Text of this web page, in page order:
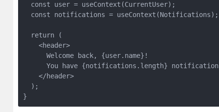
  const user = useContext(CurrentUser);
  const notifications = useContext(Notifications);
  return (
    <header>
      Welcome back, {user.name}!
You have {notifications.length}
    </header>
  );
}